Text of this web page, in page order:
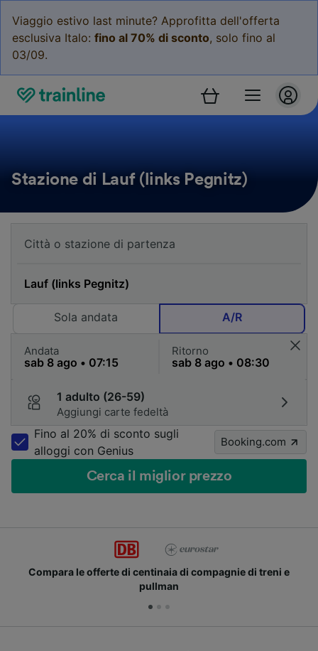
Viaggio estivo last minute? Approfitta dell'offerta
esclusiva Italo: fino al 70% di sconto, solo fino al
03/09.
Stazione di Lauf (links Pegnitz)
Sola andata A/R
Andata Ritorno
1 adulto (26-59)
Aggiungi carte fedeltà
Fino al 20% di sconto sugli
alloggi con Genius
Booking.com
Cerca il miglior prezzo
Compara le offerte di centinaia di compagnie di treni e
pullman